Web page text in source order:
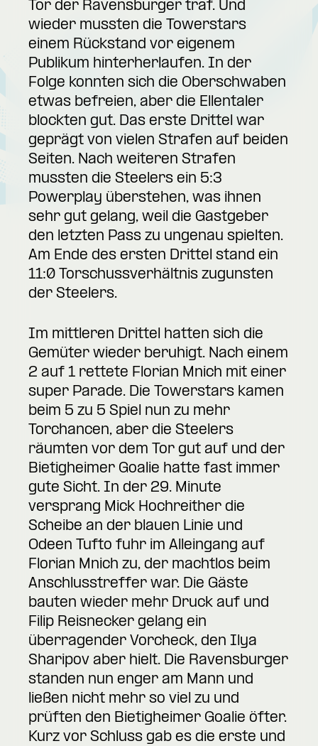
Tor der Ravensburger traf. Und
wieder mussten die Towerstars
einem Rückstand vor eigenem
Publikum hinterherlaufen. In der
Folge konnten sich die Oberschwaben
etwas befreien, aber die Ellentaler
blockten gut. Das erste Drittel war
geprägt von vielen Strafen auf beiden
Seiten. Nach weiteren Strafen
mussten die Steelers ein 5:3
Powerplay überstehen, was ihnen
sehr gut gelang, weil die Gastgeber
den letzten Pass zu ungenau spielten.
Am Ende des ersten Drittel stand ein
11:0 Torschussverhältnis zugunsten
der Steelers.
Im mittleren Drittel hatten sich die
Gemüter wieder beruhigt. Nach einem
2 auf 1 rettete Florian Mnich mit einer
super Parade. Die Towerstars kamen
beim 5 zu 5 Spiel nun zu mehr
Torchancen, aber die Steelers
räumten vor dem Tor gut auf und der
Bietigheimer Goalie hatte fast immer
gute Sicht. In der 29. Minute
versprang Mick Hochreither die
Scheibe an der blauen Linie und
Odeen Tufto fuhr im Alleingang auf
Florian Mnich zu, der machtlos beim
Anschlusstreffer war. Die Gäste
bauten wieder mehr Druck auf und
Filip Reisnecker gelang ein
überragender Vorcheck, den Ilya
Sharipov aber hielt. Die Ravensburger
standen nun enger am Mann und
ließen nicht mehr so viel zu und
prüften den Bietigheimer Goalie öfter.
Kurz vor Schluss gab es die erste und